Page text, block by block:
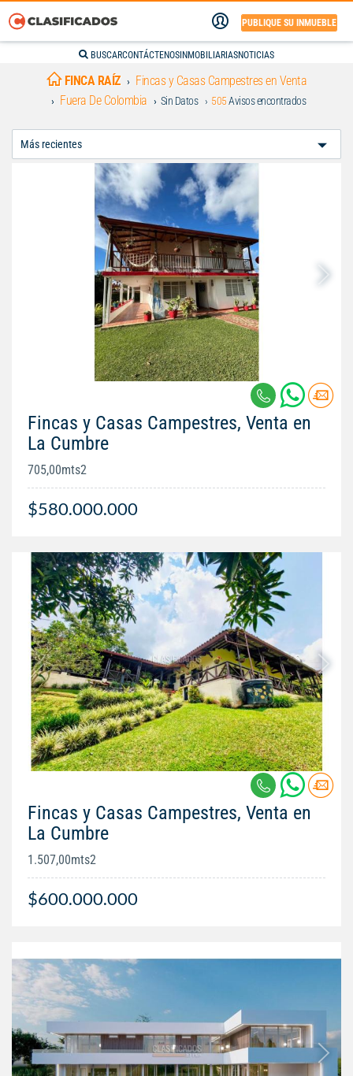
PUBLIQUE SU INMUEBLE
BUSCARCONTÁCTENOS INMOBILIARIASNOTICIAS
FINCA RAÍZ
Fincas y Casas Campestres en Venta
Fuera De Colombia
Sin Datos 505Avisos encontrados
Fincas y Casas Campestres, Venta en
La Cumbre
705,00mts2
$580.000.000
Fincas y Casas Campestres, Venta en
La Cumbre
1.507,00mts2
$600.000.000